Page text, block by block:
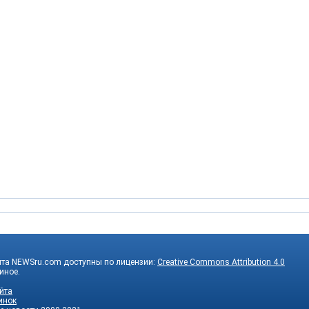
NEWSru.com доступны по лицензии: Creative Commons Attribution 4.0